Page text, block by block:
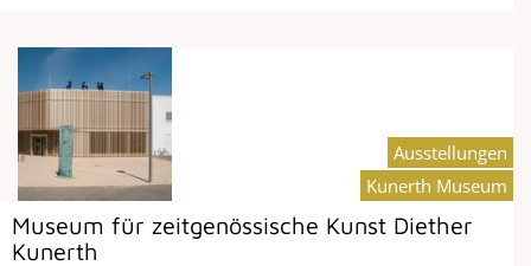
Museum für zeitgenössische Kunst Diether
Kunerth
Ausstellungen
Kunerth Museum